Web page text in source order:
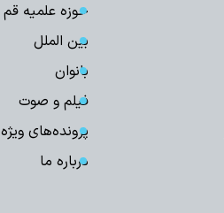
حوزه علمیه قم
بین الملل
بانوان
فیلم و صوت
پرونده‌های ویژه
درباره ما